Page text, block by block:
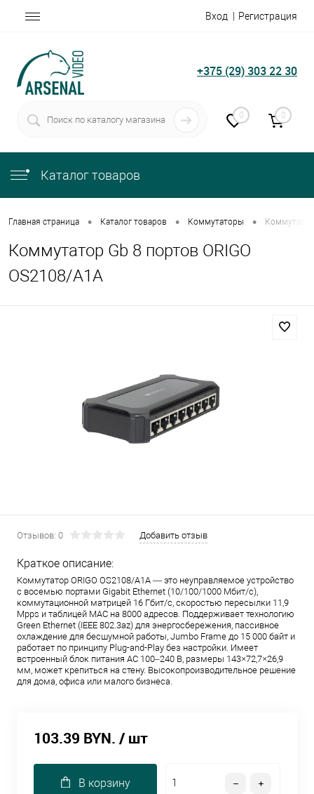
Вход Регистрация
+375 (29) 303 22 30
0 0
Каталог товаров
Главная страница • Каталог товаров • Коммутаторы •
Коммутатор Gb 8 портов ORIGO
OS2108/A1A
Отзывов: 0 Добавить отзыв
Краткое описание:
Коммутатор ORIGO OS2108/A1A — это неуправляемое устройство
с восемью портами Gigabit Ethernet (10/100/1000 Мбит/с),
коммутационной матрицей 16 Гбит/с, скоростью пересылки 11,9
Mpps и таблицей MAC на 8000 адресов. Поддерживает технологию
Green Ethernet (IEEE 802.3az) для энергосбережения, пассивное
охлаждение для бесшумной работы, Jumbo Frame до 15 000 байт и
работает по принципу Plug-and-Play без настройки. Имеет
встроенный блок питания AC 100–240 В, размеры 143×72,7×26,9
мм, может крепиться на стену. Высокопроизводительное решение
для дома, офиса или малого бизнеса.
103.39 BYN. / шт
В корзину